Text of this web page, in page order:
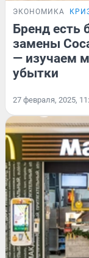
ЭКОНОМИКА
Бренд есть
замены
— изучаем
убытки
27 февраля, 2025,